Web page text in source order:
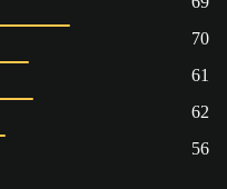
70
61
62
56